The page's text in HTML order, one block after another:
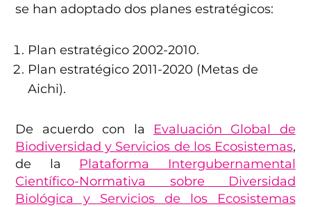
se han adoptado dos planes estratégicos:
Plan estratégico 2002-2010.
Plan estratégico 2011-2020 (Metas de
Aichi).
De acuerdo con la Evaluación Global de
Biodiversidad y Servicios de los Ecosistemas,
de la Plataforma Intergubernamental
Científico-Normativa sobre Diversidad
Biológica y Servicios de los Ecosistemas